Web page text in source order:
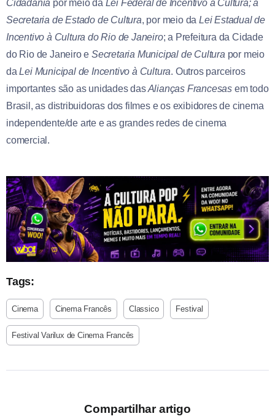
Cidadania por meio da Lei Federal de Incentivo à Cultura; a
Secretaria de Estado de Cultura, por meio daLei Estadual de
Incentivo à Cultura do Rio de Janeiro; a Prefeitura da Cidade
do Rio de Janeiro eSecretaria Municipal de Cultura por meio
daLei Municipal de Incentivo à Cultura. Outros parceiros
importantes são as unidades dasAlianças Francesas em todo
Brasil, as distribuidoras dos filmes e os exibidores de cinema
independente/de arte e as grandes redes de cinema
comercial.
Tags:
Cinema Cinema Francês Classico Festival
Festival Varilux de Cinema Francês
Compartilhar artigo